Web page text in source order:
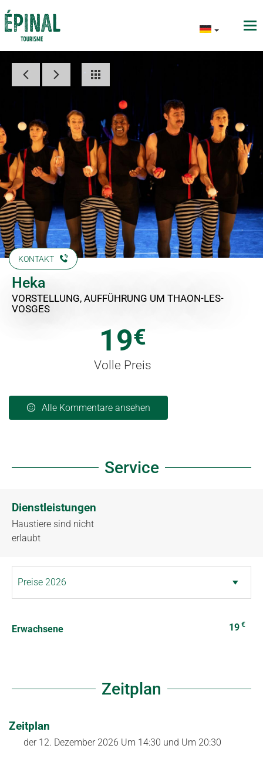
KONTAKT
Heka
VORSTELLUNG, AUFFÜHRUNG UM THAON-LES-
VOSGES
19€
Volle Preis
Alle Kommentare ansehen
Service
Dienstleistungen
Haustiere sind nicht
erlaubt
Erwachsene 19 €
Zeitplan
Zeitplan
der 12. Dezember 2026 Um 14:30 und Um 20:30